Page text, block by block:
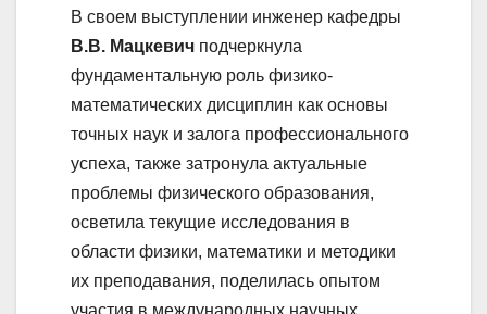
В своем выступлении инженер кафедры
В.В. Мацкевич подчеркнула
фундаментальную роль физико-
математических дисциплин как основы
точных наук и залога профессионального
успеха, также затронула актуальные
проблемы физического образования,
осветила текущие исследования в
области физики, математики и методики
их преподавания, поделилась опытом
участия в международных научных